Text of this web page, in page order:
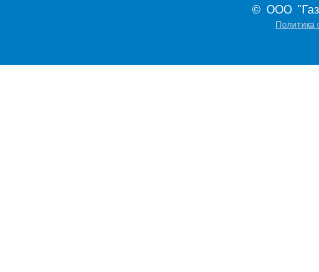
© ООО
Политика